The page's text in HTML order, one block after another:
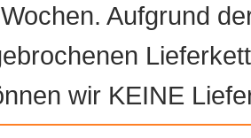
Aufgrund
wir KEINE